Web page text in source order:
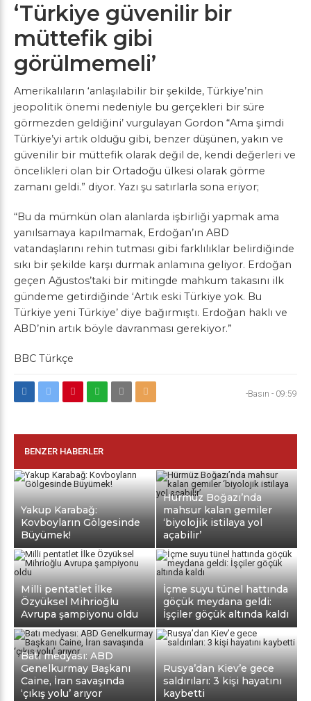
‘Türkiye güvenilir bir
müttefik gibi
görülmemeli’
Amerikalıların ‘anlaşılabilir bir şekilde, Türkiye’nin
jeopolitik önemi nedeniyle bu gerçekleri bir süre
görmezden geldiğini’ vurgulayan Gordon “Ama şimdi
Türkiye’yi artık olduğu gibi, benzer düşünen, yakın ve
güvenilir bir müttefik olarak değil de, kendi değerleri ve
öncelikleri olan bir Ortadoğu ülkesi olarak görme
zamanı geldi.” diyor. Yazı şu satırlarla sona eriyor;
“Bu da mümkün olan alanlarda işbirliği yapmak ama
yanılsamaya kapılmamak, Erdoğan’ın ABD
vatandaşlarını rehin tutması gibi farklılıklar belirdiğinde
sıkı bir şekilde karşı durmak anlamına geliyor. Erdoğan
geçen Ağustos’taki bir mitingde mahkum takasını ilk
gündeme getirdiğinde ‘Artık eski Türkiye yok. Bu
Türkiye yeni Türkiye’ diye bağırmıştı. Erdoğan haklı ve
ABD’nin artık böyle davranması gerekiyor.”
BBC Türkçe
-Basın - 09:59
BENZER HABERLER
Yakup Karabağ:
Kovboyların Gölgesinde
Büyümek!
Hürmüz Boğazı’nda
mahsur kalan gemiler
‘biyolojik istilaya yol
açabilir’
Milli pentatlet İlke
Özyüksel Mihrioğlu
Avrupa şampiyonu oldu
İçme suyu tünel hattında
göçük meydana geldi:
İşçiler göçük altında kaldı
Batı medyası: ABD
Genelkurmay Başkanı
Caine, İran savaşında
‘çıkış yolu’ arıyor
Rusya’dan Kiev’e gece
saldırıları: 3 kişi hayatını
kaybetti